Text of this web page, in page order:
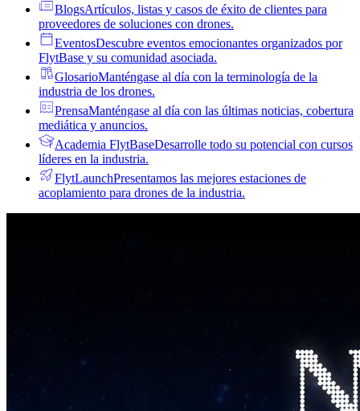
BlogsArtículos, listas y casos de éxito de clientes para
proveedores de soluciones con drones.
EventosDescubre eventos emocionantes organizados por
FlytBase y su comunidad asociada.
GlosarioManténgase al día con la terminología de la
industria de los drones.
PrensaManténgase al día con las últimas noticias, cobertura
mediática y anuncios.
Academia FlytBaseDesarrolle todo su potencial con cursos
líderes en la industria.
FlytLaunchPresentamos las mejores estaciones de
acoplamiento para drones de la industria.